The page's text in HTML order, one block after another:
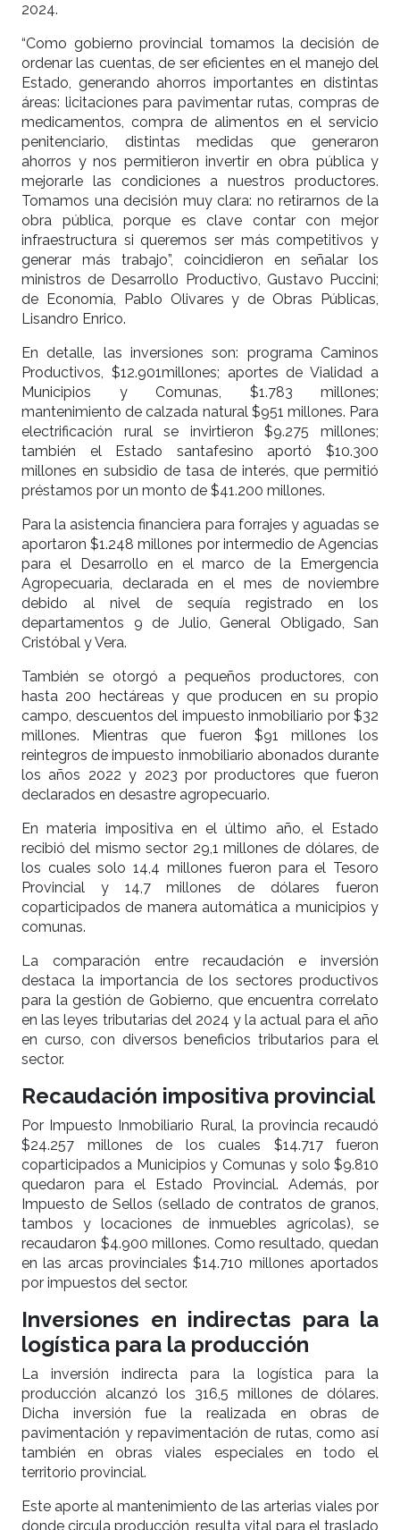
2024.
“Como gobierno provincial tomamos la decisión de
ordenar las cuentas, de ser eficientes en el manejo del
Estado, generando ahorros importantes en distintas
áreas: licitaciones para pavimentar rutas, compras de
medicamentos, compra de alimentos en el servicio
penitenciario, distintas medidas que generaron
ahorros y nos permitieron invertir en obra pública y
mejorarle las condiciones a nuestros productores.
Tomamos una decisión muy clara: no retirarnos de la
obra pública, porque es clave contar con mejor
infraestructura si queremos ser más competitivos y
generar más trabajo”, coincidieron en señalar los
ministros de Desarrollo Productivo, Gustavo Puccini;
de Economía, Pablo Olivares y de Obras Públicas,
Lisandro Enrico.
En detalle, las inversiones son: programa Caminos
Productivos, $12.901millones; aportes de Vialidad a
Municipios y Comunas, $1.783 millones;
mantenimiento de calzada natural $951 millones. Para
electrificación rural se invirtieron $9.275 millones;
también el Estado santafesino aportó $10.300
millones en subsidio de tasa de interés, que permitió
préstamos por un monto de $41.200 millones.
Para la asistencia financiera para forrajes y aguadas se
aportaron $1.248 millones por intermedio de Agencias
para el Desarrollo en el marco de la Emergencia
Agropecuaria, declarada en el mes de noviembre
debido al nivel de sequía registrado en los
departamentos 9 de Julio, General Obligado, San
Cristóbal y Vera.
También se otorgó a pequeños productores, con
hasta 200 hectáreas y que producen en su propio
campo, descuentos del impuesto inmobiliario por $32
millones. Mientras que fueron $91 millones los
reintegros de impuesto inmobiliario abonados durante
los años 2022 y 2023 por productores que fueron
declarados en desastre agropecuario.
En materia impositiva en el último año, el Estado
recibió del mismo sector 29,1 millones de dólares, de
los cuales solo 14,4 millones fueron para el Tesoro
Provincial y 14,7 millones de dólares fueron
coparticipados de manera automática a municipios y
comunas.
La comparación entre recaudación e inversión
destaca la importancia de los sectores productivos
para la gestión de Gobierno, que encuentra correlato
en las leyes tributarias del 2024 y la actual para el año
en curso, con diversos beneficios tributarios para el
sector.
Recaudación impositiva provincial
Por Impuesto Inmobiliario Rural, la provincia recaudó
$24.257 millones de los cuales $14.717 fueron
coparticipados a Municipios y Comunas y solo $9.810
quedaron para el Estado Provincial. Además, por
Impuesto de Sellos (sellado de contratos de granos,
tambos y locaciones de inmuebles agrícolas), se
recaudaron $4.900 millones. Como resultado, quedan
en las arcas provinciales $14.710 millones aportados
por impuestos del sector.
Inversiones en indirectas para la
logística para la producción
La inversión indirecta para la logística para la
producción alcanzó los 316,5 millones de dólares.
Dicha inversión fue la realizada en obras de
pavimentación y repavimentación de rutas, como así
también en obras viales especiales en todo el
territorio provincial.
Este aporte al mantenimiento de las arterias viales por
donde circula producción, resulta vital para el traslado